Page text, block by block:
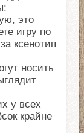
это
игру по
ксенотип
носить
у всех
крайне